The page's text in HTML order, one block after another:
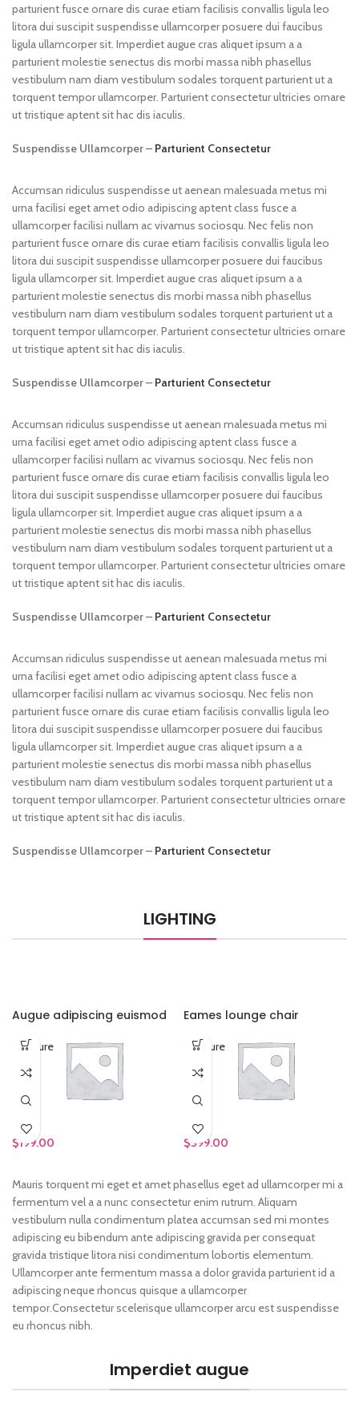
parturient fusce ornare dis curae etiam facilisis convallis ligula leo
litora dui suscipit suspendisse ullamcorper posuere dui faucibus
ligula ullamcorper sit. Imperdiet augue cras aliquet ipsum a a
parturient molestie senectus dis morbi massa nibh phasellus
vestibulum nam diam vestibulum sodales torquent parturient ut a
torquent tempor ullamcorper. Parturient consectetur ultricies ornare
ut tristique aptent sit hac dis iaculis.
Suspendisse Ullamcorper – Parturient Consectetur
Accumsan ridiculus suspendisse ut aenean malesuada metus mi
urna facilisi eget amet odio adipiscing aptent class fusce a
ullamcorper facilisi nullam ac vivamus sociosqu. Nec felis non
parturient fusce ornare dis curae etiam facilisis convallis ligula leo
litora dui suscipit suspendisse ullamcorper posuere dui faucibus
ligula ullamcorper sit. Imperdiet augue cras aliquet ipsum a a
parturient molestie senectus dis morbi massa nibh phasellus
vestibulum nam diam vestibulum sodales torquent parturient ut a
torquent tempor ullamcorper. Parturient consectetur ultricies ornare
ut tristique aptent sit hac dis iaculis.
Suspendisse Ullamcorper – Parturient Consectetur
Accumsan ridiculus suspendisse ut aenean malesuada metus mi
urna facilisi eget amet odio adipiscing aptent class fusce a
ullamcorper facilisi nullam ac vivamus sociosqu. Nec felis non
parturient fusce ornare dis curae etiam facilisis convallis ligula leo
litora dui suscipit suspendisse ullamcorper posuere dui faucibus
ligula ullamcorper sit. Imperdiet augue cras aliquet ipsum a a
parturient molestie senectus dis morbi massa nibh phasellus
vestibulum nam diam vestibulum sodales torquent parturient ut a
torquent tempor ullamcorper. Parturient consectetur ultricies ornare
ut tristique aptent sit hac dis iaculis.
Suspendisse Ullamcorper – Parturient Consectetur
Accumsan ridiculus suspendisse ut aenean malesuada metus mi
urna facilisi eget amet odio adipiscing aptent class fusce a
ullamcorper facilisi nullam ac vivamus sociosqu. Nec felis non
parturient fusce ornare dis curae etiam facilisis convallis ligula leo
litora dui suscipit suspendisse ullamcorper posuere dui faucibus
ligula ullamcorper sit. Imperdiet augue cras aliquet ipsum a a
parturient molestie senectus dis morbi massa nibh phasellus
vestibulum nam diam vestibulum sodales torquent parturient ut a
torquent tempor ullamcorper. Parturient consectetur ultricies ornare
ut tristique aptent sit hac dis iaculis.
Suspendisse Ullamcorper – Parturient Consectetur
LIGHTING
Augue adipiscing euismod
Furniture
$199.00
Eames lounge chair
Furniture
$399.00
Mauris torquent mi eget et amet phasellus eget ad ullamcorper mi a
fermentum vel a a nunc consectetur enim rutrum. Aliquam
vestibulum nulla condimentum platea accumsan sed mi montes
adipiscing eu bibendum ante adipiscing gravida per consequat
gravida tristique litora nisi condimentum lobortis elementum.
Ullamcorper ante fermentum massa a dolor gravida parturient id a
adipiscing neque rhoncus quisque a ullamcorper
tempor.Consectetur scelerisque ullamcorper arcu est suspendisse
eu rhoncus nibh.
Imperdiet augue